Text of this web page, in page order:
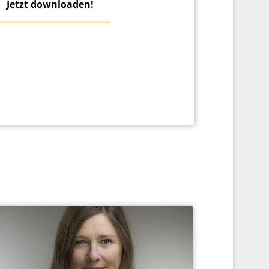
Jetzt downloaden!